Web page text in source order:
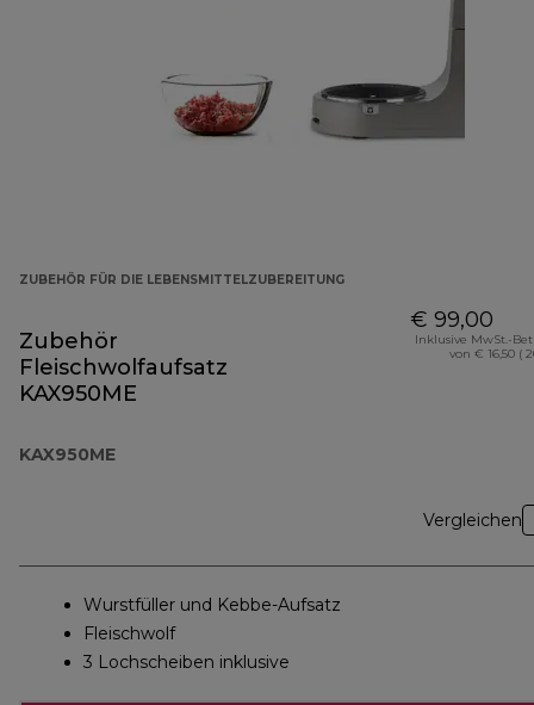
ZUBEHÖR FÜR DIE LEBENSMITTELZUBEREITUNG
Zubehör
Fleischwolfaufsatz
KAX950ME
KAX950ME
€ 99,00
Inklusive MwSt.-
von € 16,50 (
Vergleichen
Wurstfüller und Kebbe-Aufsatz
Fleischwolf
3 Lochscheiben inklusive